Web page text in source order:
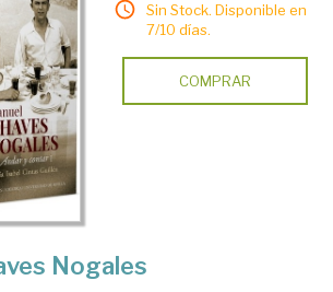
Sin Stock. Disponible en
7/10 días.
COMPRAR
Nogales